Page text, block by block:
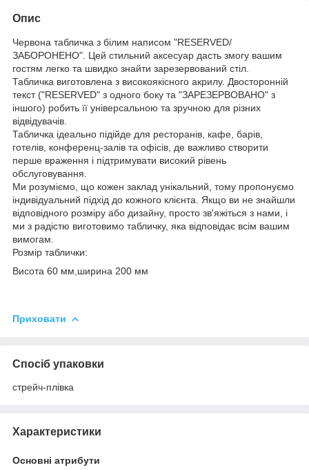
Опис
Червона табличка з білим написом "RESERVED/
ЗАБОРОНЕНО". Цей стильний аксесуар дасть змогу вашим
гостям легко та швидко знайти зарезервований стіл.
Табличка виготовлена з високоякісного акрилу. Двосторонній
текст ("RESERVED" з одного боку та "ЗАРЕЗЕРВОВАНО" з
іншого) робить її універсальною та зручною для різних
відвідувачів.
Табличка ідеально підійде для ресторанів, кафе, барів,
готелів, конференц-залів та офісів, де важливо створити
перше враження і підтримувати високий рівень
обслуговування.
Ми розуміємо, що кожен заклад унікальний, тому пропонуємо
індивідуальний підхід до кожного клієнта. Якщо ви не знайшли
відповідного розміру або дизайну, просто зв'яжіться з нами, і
ми з радістю виготовимо табличку, яка відповідає всім вашим
вимогам.
Розмір таблички:
Висота 60 мм,ширина 200 мм
Приховати
Спосіб упаковки
стрейч-плівка
Характеристики
Основні атрибути